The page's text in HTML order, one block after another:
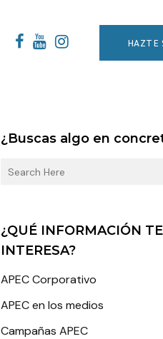
HAZTE
¿Buscas algo en
¿QUÉ INFORMACIÓN TE
INTERESA?
APEC Corporativo
APEC en los medios
Campañas APEC